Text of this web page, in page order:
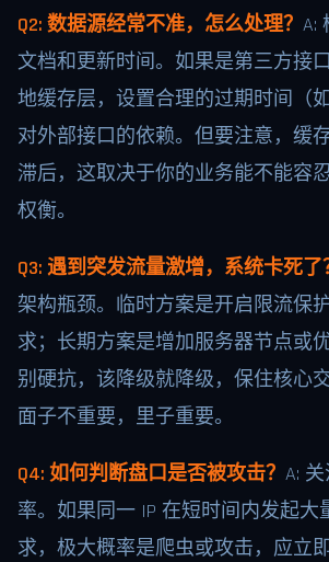
Q2: 数据源经常不准，怎么处理？ A:
文档和更新时间。如果是第三方接
地缓存层，设置合理的过期时间（
对外部接口的依赖。但要注意，缓
滞后，这取决于你的业务能不能容
权衡。
Q3: 遇到突发流量激增，系统卡死了
架构瓶颈。临时方案是开启限流保
求；长期方案是增加服务器节点或
别硬抗，该降级就降级，保住核心
面子不重要，里子重要。
Q4: 如何判断盘口是否被攻击？ A:
率。如果同一 IP 在短时间内发起大
求，极大概率是爬虫或攻击，应立